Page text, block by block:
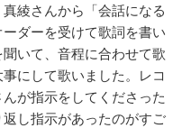
綾さんから「会話になる
ダーを受けて歌詞を書い
いて、音程に合わせて歌
にして歌いました。レコ
が指示をしてくださった
し指示があったのがすご